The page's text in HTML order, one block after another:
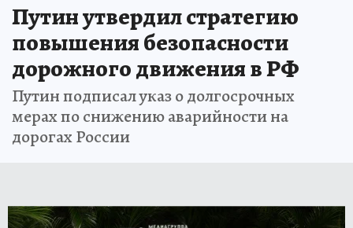
Путин утвердил стратегию
повышения безопасности
дорожного движения в РФ
Путин подписал указ о долгосрочных
мерах по снижению аварийности на
дорогах России